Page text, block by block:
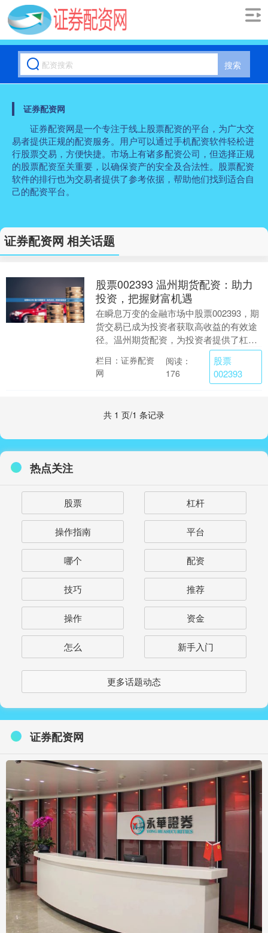
搜索
证券配资网
证券配资网是一个专注于线上股票配资的平台，为广大交
易者提供正规的配资服务。用户可以通过手机配资软件轻松进
行股票交易，方便快捷。市场上有诸多配资公司，但选择正规
的股票配资至关重要，以确保资产的安全及合法性。股票配资
软件的排行也为交易者提供了参考依据，帮助他们找到适合自
己的配资平台。
证券配资网 相关话题
股票002393 温州期货配资：助力
投资，把握财富机遇
在瞬息万变的金融市场中股票002393，期
货交易已成为投资者获取高收益的有效途
径。温州期货配资，为投资者提供了杠杆
资金，助力其放大投资收益。 2. **提高资
金....
栏目：证券配资
网
阅读：
176
股票
002393
共 1 页/1 条记录
热点关注
股票 杠杆
操作指南 平台
哪个 配资
技巧 推荐
操作 资金
怎么 新手入门
更多话题动态
证券配资网